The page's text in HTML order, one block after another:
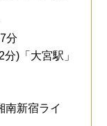
分
)「大宮駅」
新宿ライ